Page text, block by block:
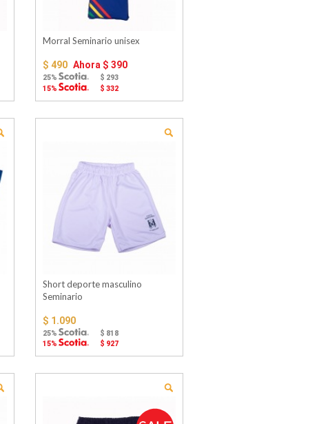
Morral Seminario unisex
$ 490 Ahora $ 390
25%
$ 293
15%
$ 332
Short deporte masculino
Seminario
$ 1.090
25%
$ 818
15%
$ 927